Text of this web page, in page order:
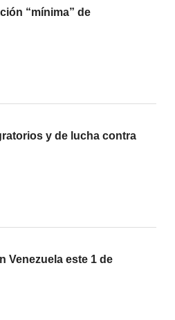
“mínima” de
y de lucha contra
Venezuela este 1 de